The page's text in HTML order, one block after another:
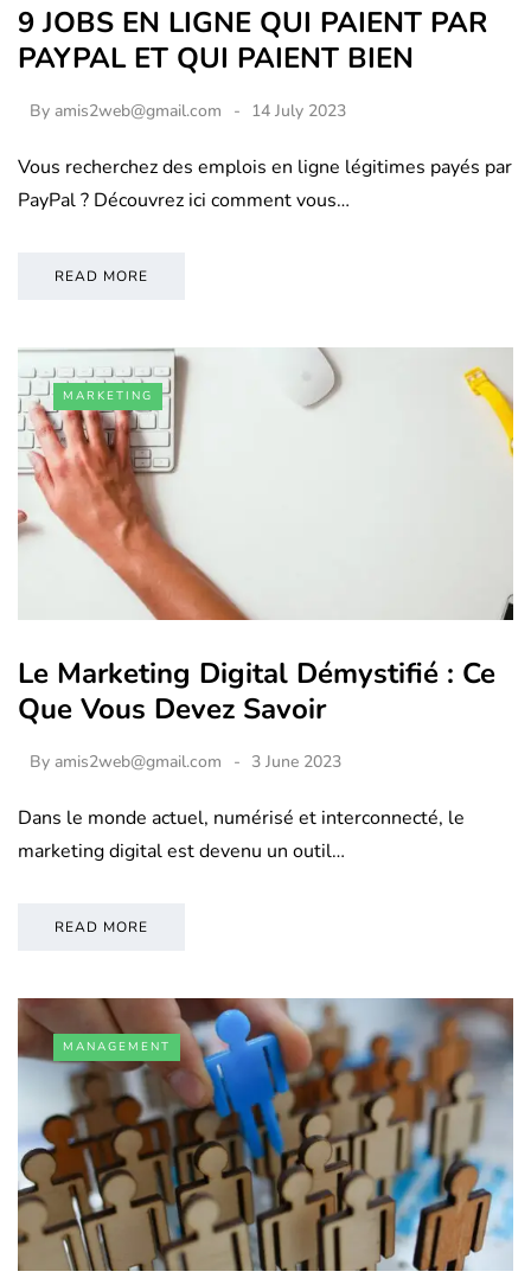
9 JOBS EN LIGNE QUI PAIENT PAR
PAYPAL ET QUI PAIENT BIEN
By amis2web@gmail.com 14 July 2023
Vous recherchez des emplois en ligne légitimes payés par
PayPal ? Découvrez ici comment vous…
READ MORE
MARKETING
Le Marketing Digital Démystifié : Ce
Que Vous Devez Savoir
By amis2web@gmail.com 3 June 2023
Dans le monde actuel, numérisé et interconnecté, le
marketing digital est devenu un outil…
READ MORE
MANAGEMENT